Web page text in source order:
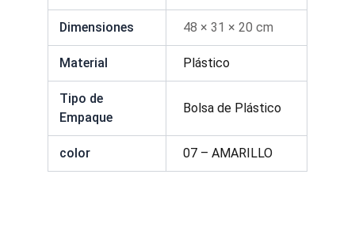
Dimensiones 48 × 31 × 20 cm
Material Plástico
Tipo de
Empaque
Bolsa de Plástico
color 07 – AMARILLO